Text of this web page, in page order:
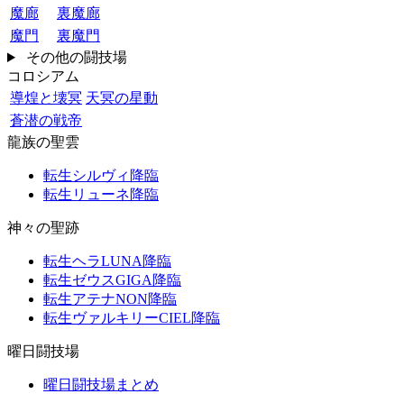
魔廊
裏魔廊
魔門
裏魔門
その他の闘技場
コロシアム
導煌と壊冥 天冥の星動
蒼潜の戦帝
龍族の聖雲
転生シルヴィ降臨
転生リューネ降臨
神々の聖跡
転生ヘラLUNA降臨
転生ゼウスGIGA降臨
転生アテナNON降臨
転生ヴァルキリーCIEL降臨
曜日闘技場
曜日闘技場まとめ